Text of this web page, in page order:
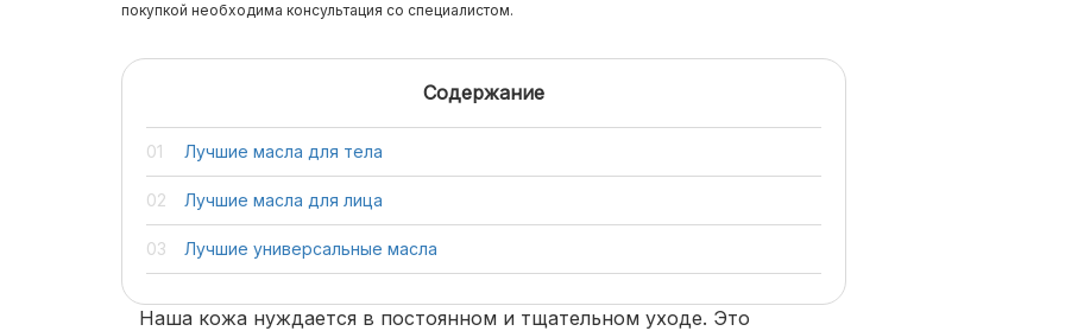
покупкой необходима консультация со специалистом.
Содержание
Лучшие масла для тела
Лучшие масла для лица
Лучшие универсальные масла
Наша кожа нуждается в постоянном и тщательном уходе. Это